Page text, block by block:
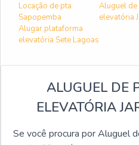
Locação de pta
Sapopemba
Aluguel
elevatória
Alugar plataforma
elevatória Sete Lagoas
ALUGUEL DE
ELEVATÓRIA
Se você procura por Aluguel